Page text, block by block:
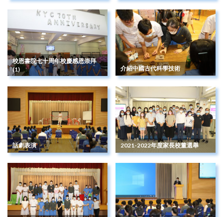
校恩書院七十周年校慶感恩崇拜
(1)
介紹中國古代科學技術
話劇表演 2021-2022年度家長校董選舉